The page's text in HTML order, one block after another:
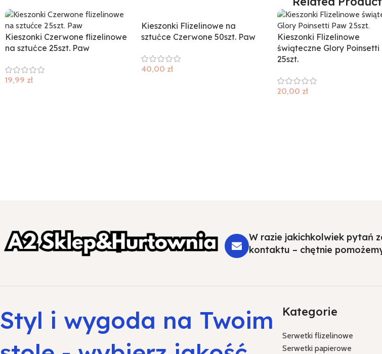
Kieszonki Czerwone flizelinowe
na sztućce 25szt. Paw
19,99 zł
Kieszonki Flizelinowe na
sztućce Czerwone 50szt. Paw
40,00 zł
Kieszonki Flizelinowe
świąteczne Glory Poinsetti
25szt.
20,00 zł
W razie jakichkolwiek pytań
kontaktu – chętnie
Styl i wygoda na Twoim
Kategorie
Serwetki flizelinowe
Serwetki papierowe